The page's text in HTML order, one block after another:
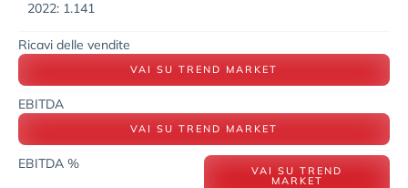
2022: 1.141
Ricavi delle vendite
VAI SU TREND MARKET
EBITDA
VAI SU TREND MARKET
EBITDA % VAI SU TREND
MARKET